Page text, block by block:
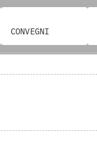
CONVEGNI